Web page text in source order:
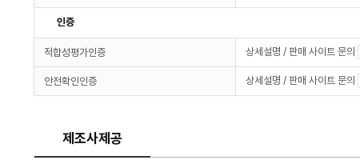
인증
적합성평가인증 상세설명 / 판매 사이트 문의
안전확인인증 상세설명 / 판매 사이트 문의
제조사제공